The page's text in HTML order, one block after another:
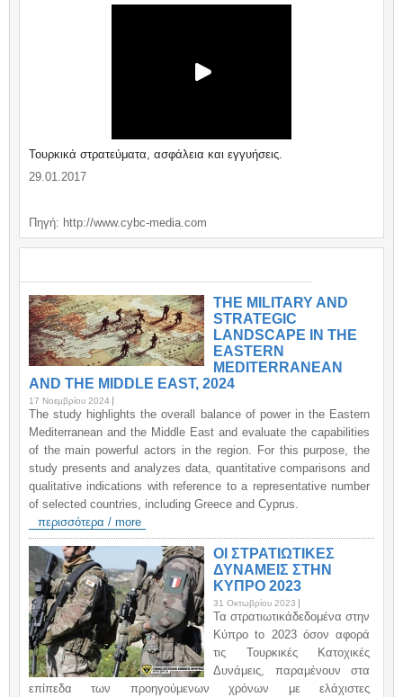
Τουρκικά στρατεύματα, ασφάλεια και εγγυήσεις.
29.01.2017
Πηγή: http://www.cybc-media.com
THE MILITARY AND
STRATEGIC
LANDSCAPE IN THE
EASTERN
MEDITERRANEAN
AND THE MIDDLE EAST, 2024
17 Νοεμβρίου 2024
The study highlights the overall balance of power in the Eastern
Mediterranean and the Middle East and evaluate the capabilities
of the main powerful actors in the region. For this purpose, the
study presents and analyzes data, quantitative comparisons and
qualitative indications with reference to a representative number
of selected countries, including Greece and Cyprus.
περισσότερα / more
ΟΙ ΣΤΡΑΤΙΩΤΙΚΕΣ
ΔΥΝΑΜΕΙΣ ΣΤΗΝ
ΚΥΠΡΟ 2023
31 Οκτωβρίου 2023
Τα στρατιωτικάδεδομένα στην
Κύπρο to 2023 όσον αφορά
τις Τουρκικές Κατοχικές
Δυνάμεις, παραμένουν στα
επίπεδα των προηγούμενων χρόνων με ελάχιστες